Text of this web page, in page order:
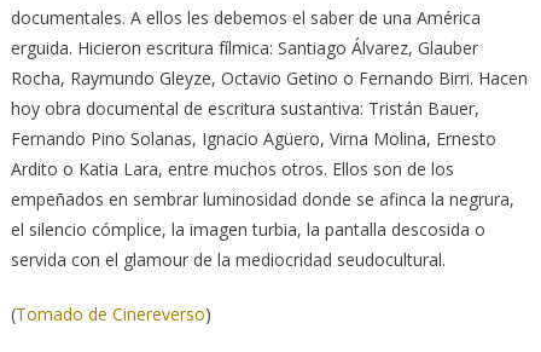
documentales. A ellos les debemos el saber de una América
erguida. Hicieron escritura fílmica: Santiago Álvarez, Glauber
Rocha, Raymundo Gleyze, Octavio Getino o Fernando Birri. Hacen
hoy obra documental de escritura sustantiva: Tristán Bauer,
Fernando Pino Solanas, Ignacio Agüero, Virna Molina, Ernesto
Ardito o Katia Lara, entre muchos otros. Ellos son de los
empeñados en sembrar luminosidad donde se afinca la negrura,
el silencio cómplice, la imagen turbia, la pantalla descosida o
servida con el glamour de la mediocridad seudocultural.
(Tomado de Cinereverso)